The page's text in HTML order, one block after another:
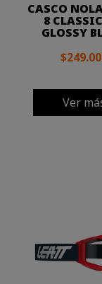
CASCO
8
GLOSSY
Ver